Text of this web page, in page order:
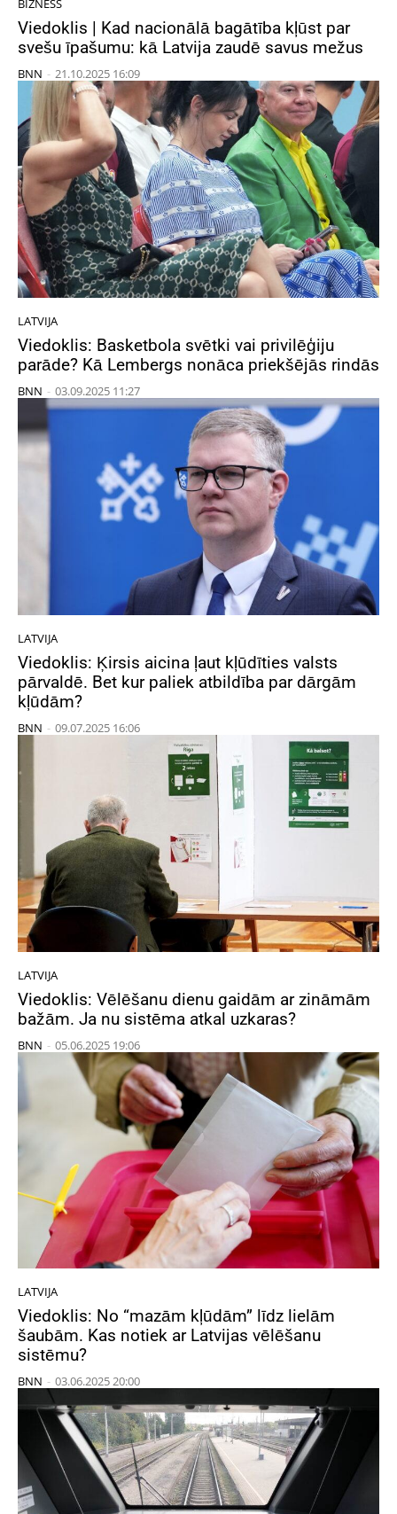
BIZNESS
Viedoklis | Kad nacionālā bagātība kļūst par
svešu īpašumu: kā Latvija zaudē savus mežus
BNN - 21.10.2025 16:09
LATVIJA
Viedoklis: Basketbola svētki vai privilēģiju
parāde? Kā Lembergs nonāca priekšējās rindās
BNN - 03.09.2025 11:27
LATVIJA
Viedoklis: Ķirsis aicina ļaut kļūdīties valsts
pārvaldē. Bet kur paliek atbildība par dārgām
kļūdām?
BNN - 09.07.2025 16:06
LATVIJA
Viedoklis: Vēlēšanu dienu gaidām ar zināmām
bažām. Ja nu sistēma atkal uzkaras?
BNN - 05.06.2025 19:06
LATVIJA
Viedoklis: No “mazām kļūdām” līdz lielām
šaubām. Kas notiek ar Latvijas vēlēšanu
sistēmu?
BNN - 03.06.2025 20:00